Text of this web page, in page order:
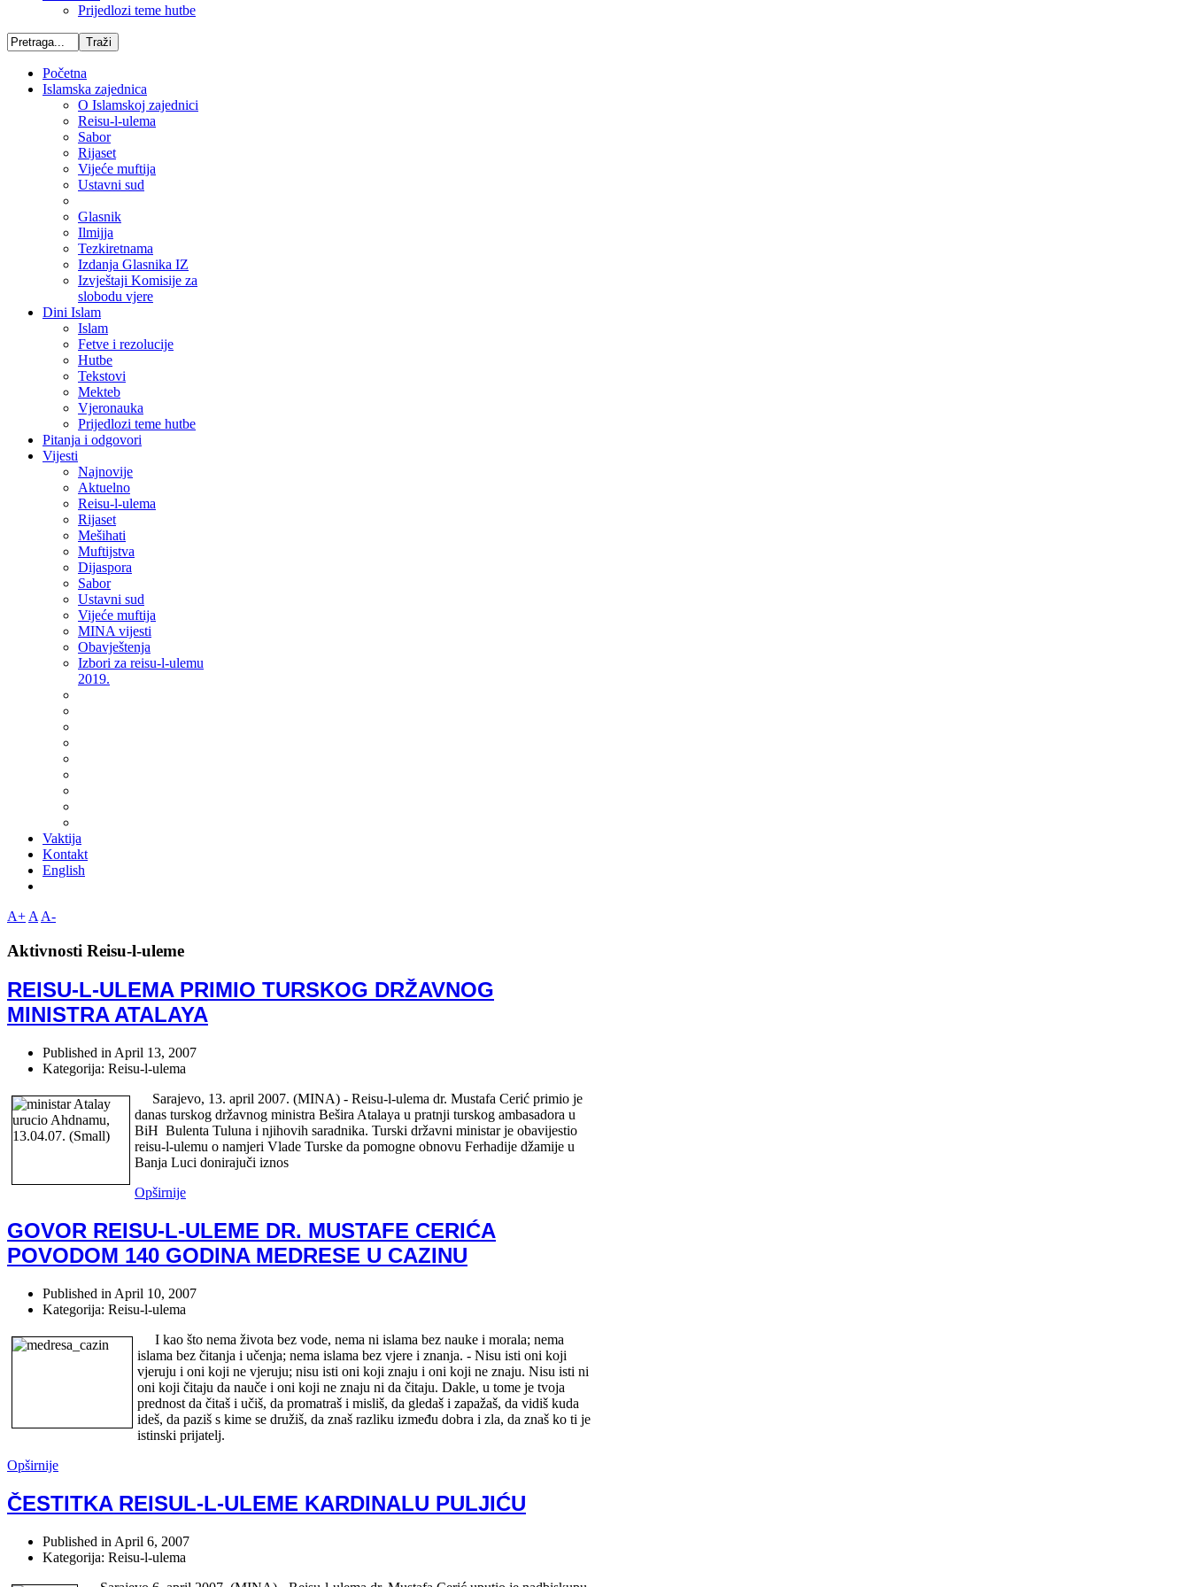
Prijedlozi teme hutbe
Početna
Islamska zajednica
O Islamskoj zajednici
Reisu-l-ulema
Sabor
Rijaset
Vijeće muftija
Ustavni sud
Glasnik
Ilmijja
Tezkiretnama
Izdanja Glasnika IZ
Izvještaji Komisije za
slobodu vjere
Dini Islam
Islam
Fetve i rezolucije
Hutbe
Tekstovi
Mekteb
Vjeronauka
Prijedlozi teme hutbe
Pitanja i odgovori
Vijesti
Najnovije
Aktuelno
Reisu-l-ulema
Rijaset
Mešihati
Muftijstva
Dijaspora
Sabor
Ustavni sud
Vijeće muftija
MINA vijesti
Obavještenja
Izbori za reisu-l-ulemu
2019.
Vaktija
Kontakt
English
A+ A A-
Aktivnosti Reisu-l-uleme
REISU-L-ULEMA PRIMIO TURSKOG DRŽAVNOG
MINISTRA ATALAYA
Published in April 13, 2007
Kategorija: Reisu-l-ulema
Sarajevo, 13. april 2007. (MINA) - Reisu-l-ulema dr. Mustafa Cerić primio je
danas turskog državnog ministra Bešira Atalaya u pratnji turskog ambasadora u
BiH Bulenta Tuluna i njihovih saradnika. Turski državni ministar je obavijestio
reisu-l-ulemu o namjeri Vlade Turske da pomogne obnovu Ferhadije džamije u
Banja Luci donirajuči iznos
Opširnije
GOVOR REISU-L-ULEME DR. MUSTAFE CERIĆA
POVODOM 140 GODINA MEDRESE U CAZINU
Published in April 10, 2007
Kategorija: Reisu-l-ulema
I kao što nema života bez vode, nema ni islama bez nauke i morala; nema
islama bez čitanja i učenja; nema islama bez vjere i znanja. - Nisu isti oni koji
vjeruju i oni koji ne vjeruju; nisu isti oni koji znaju i oni koji ne znaju. Nisu isti ni
oni koji čitaju da nauče i oni koji ne znaju ni da čitaju. Dakle, u tome je tvoja
prednost da čitaš i učiš, da promatraš i misliš, da gledaš i zapažaš, da vidiš kuda
ideš, da paziš s kime se družiš, da znaš razliku između dobra i zla, da znaš ko ti je
istinski prijatelj.
Opširnije
ČESTITKA REISUL-L-ULEME KARDINALU PULJIĆU
Published in April 6, 2007
Kategorija: Reisu-l-ulema